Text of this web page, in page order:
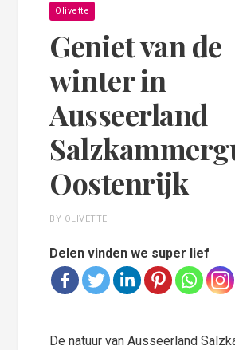
Olivette
Geniet van de
winter in
Ausseerland
Oostenrijk
BY OLIVETTE
Delen vinden we super lief
De natuur van Ausseerland